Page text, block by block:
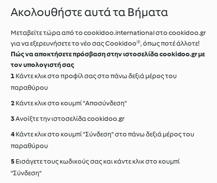
Ακολουθήστε αυτά τα Βήματα
Μεταβείτε τώρα από το cookidoo.international στο cookidoo.gr
για να εξερευνήσετε το νέο σας Cookidoo®, όπως ποτέ άλλοτε!
Πώς να αποκτήσετε πρόσβαση στην ιστοσελίδα cookidoo.gr με
τον υπολογιστή σας
Κάντε κλικ στο προφίλ σας στο πάνω δεξιά μέρος του
παραθύρου
Κάντε κλικ στο κουμπί "Aποσύνδεση"
Ανοίξτε την ιστοσελίδα cookidoo.gr
Κάντε κλικ στο κουμπί "Σύνδεση" στο πάνω δεξιά μέρος του
παραθύρου
Εισάγετε τους κωδικούς σας και κάντε κλικ στο κουμπί
"Σύνδεση"